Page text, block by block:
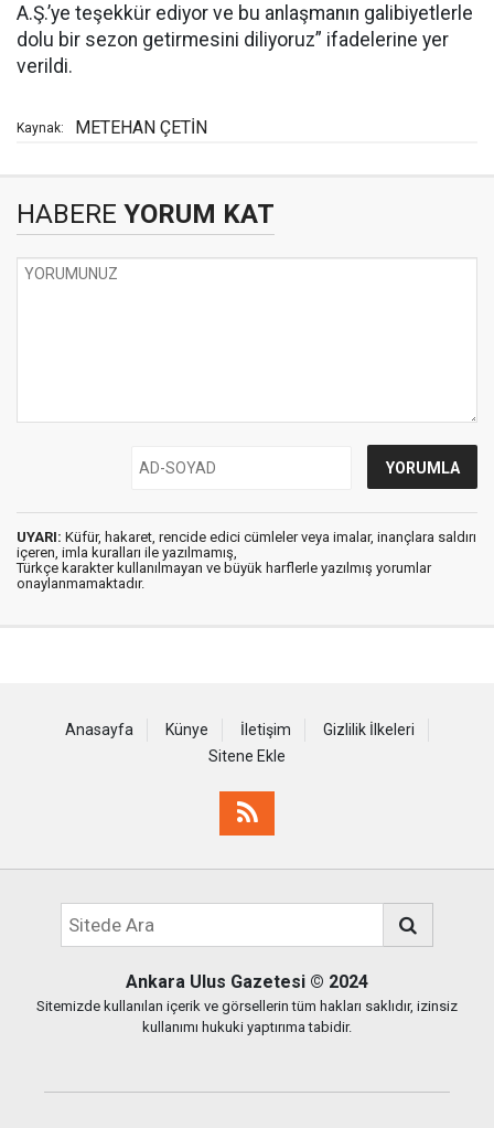
A.Ş.’ye teşekkür ediyor ve bu anlaşmanın galibiyetlerle
dolu bir sezon getirmesini diliyoruz” ifadelerine yer
verildi.
Kaynak: METEHAN ÇETİN
HABERE YORUM KAT
UYARI: Küfür, hakaret, rencide edici cümleler veya imalar, inançlara saldırı
içeren, imla kuralları ile yazılmamış,
Türkçe karakter kullanılmayan ve büyük harflerle yazılmış yorumlar
onaylanmamaktadır.
Anasayfa Künye İletişim
Gizlilik İlkeleri
Sitene Ekle
Ankara Ulus Gazetesi © 2024
Sitemizde kullanılan içerik ve görsellerin tüm hakları saklıdır, izinsiz
kullanımı hukuki yaptırıma tabidir.